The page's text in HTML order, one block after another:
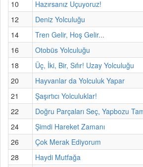
10
Hazırsanız Uçuyoruz!
12
Deniz Yolculuğu
14
Tren Gelir, Hoş Gelir...
16
Otobüs Yolculuğu
18
Üç, İki, Bir, Sıfır! Uzay Yolculuğu
20
Hayvanlar da Yolculuk Yapar
21
Şaşırtıcı Yolculuklar!
22
Doğru Parçaları Seç, Yapbozu
24
Şimdi Hareket Zamanı
26
Çok Merak Ediyorum
28
Haydi Mutfağa